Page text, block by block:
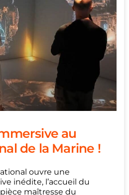
au
de la Marine !
ouvre une
inédite, l’accueil du
maîtresse du